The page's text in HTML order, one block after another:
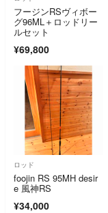
フージンRSヴィボー
グ96ML＋ロッドリー
ルセット
¥69,800
ロッド
foojin RS 95MH desir
e 風神RS
¥34,000